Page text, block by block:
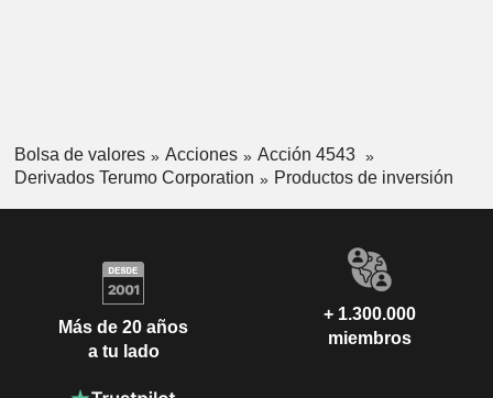
Bolsa de valores Acciones
Acción 4543
Derivados Terumo Corporation
Productos de inversión
Más de 20 años
a tu lado
+ 1.300.000
miembros